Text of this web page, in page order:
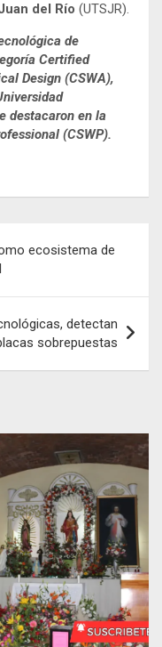
del Río (UTSJR).
de
Certified
Design (CSWA),
destacaron en la
(CSWP).
ecosistema de
detectan
sobrepuestas